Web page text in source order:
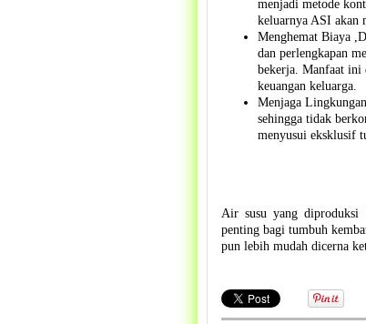
menjadi metode
keluarnya ASI akan
Menghemat Biaya
dan perlengkapan
bekerja. Manfaat ini
keuangan keluarga.
Menjaga
sehingga tidak
menyusui eksklusif
Air susu yang diproduksi
penting bagi tumbuh
pun lebih mudah dicerna